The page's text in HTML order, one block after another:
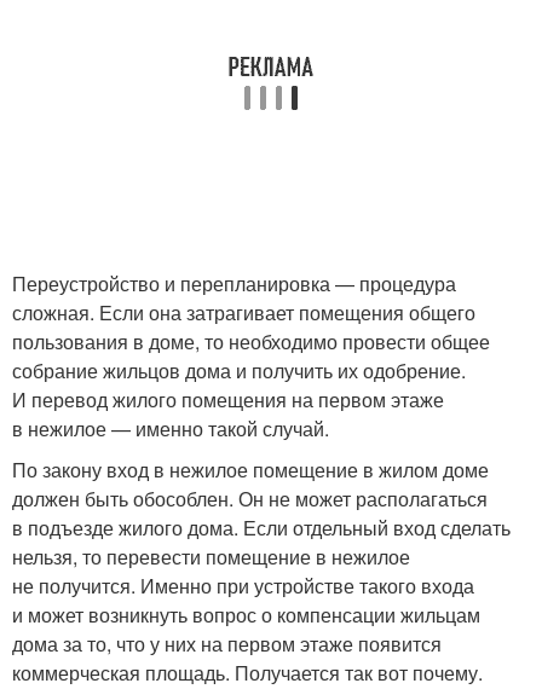
Переустройство и перепланировка — процедура
сложная. Если она затрагивает помещения общего
пользования в доме, то необходимо провести общее
собрание жильцов дома и получить их одобрение.
И перевод жилого помещения на первом этаже
в нежилое — именно такой случай.
По закону вход в нежилое помещение в жилом доме
должен быть обособлен. Он не может располагаться
в подъезде жилого дома. Если отдельный вход сделать
нельзя, то перевести помещение в нежилое
не получится. Именно при устройстве такого входа
и может возникнуть вопрос о компенсации жильцам
дома за то, что у них на первом этаже появится
коммерческая площадь. Получается так вот почему.